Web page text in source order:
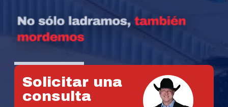
Solicitar una
consulta